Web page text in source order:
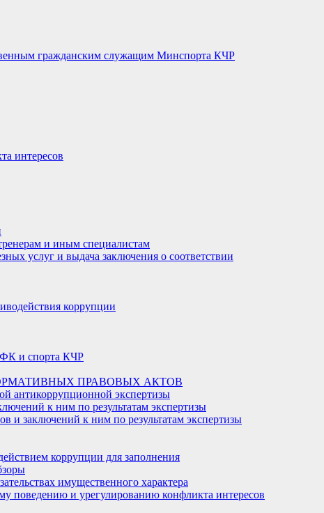
гражданским служащим Минспорта КЧР
интересов
и иным специалистам
услуг и выдача заключения о соответствии
коррупции
ФК и спорта КЧР
ПРАВОВЫХ АКТОВ
антикоррупционной экспертизы
к ним по результатам экспертизы
и заключений к ним по результатам экспертизы
коррупции для заполнения
имущественного характера
поведению и урегулированию конфликта интересов